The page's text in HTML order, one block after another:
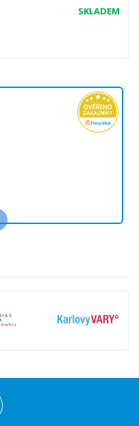
SKLADEM